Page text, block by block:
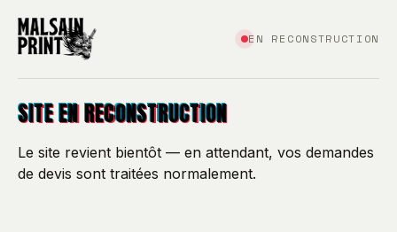
EN RECONSTRUCTION
SITE EN RECONSTRUCTION
Le site revient bientôt — en attendant, vos demandes
de devis sont traitées normalement.